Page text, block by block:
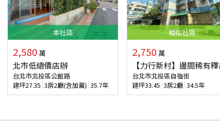
本社區
2,580 萬
北市低總價店辦
台北市北投區公館路
建坪27.35 3房2廳(含加蓋) 35.7年
相似社區
2,750 萬
【力行新村】邊間稀有
台北市北投區自強街
建坪33.45 3房2廳 34.5年